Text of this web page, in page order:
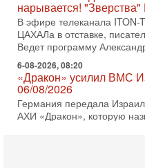
нарывается!
В эфире телеканала
ЦАХАЛа в отставке,
Ведет программу
6-08-2026, 08:20
«Дракон» усилил ВМС
06/08/2026
Германия передала
АХИ «Дракон», которую